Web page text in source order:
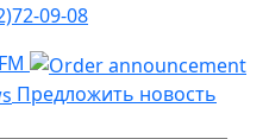
09-08
Предложить новость